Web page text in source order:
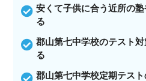
安くて子供に合う近所の
る
郡山第七中学校のテスト
る
郡山第七中学校定期テス